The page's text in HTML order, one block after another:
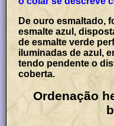
De ouro esmaltado,
esmalte azul,
de esmalte verde
iluminadas de azul,
tendo pendente o
coberta.
Ordenação